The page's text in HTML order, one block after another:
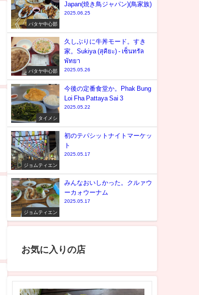
パタヤ中心部
Japan(焼き鳥ジャパン)(鳥家族)
2025.06.25
パタヤ中心部
久しぶりに牛丼モード。すき
家。Sukiya (สุคิยะ) - เซ็นทรัล
พัทยา
2025.05.26
タイメシ
今後の定番食堂か。Phak Bung
Loi Fha Pattaya Sai 3
2025.05.22
ジョムティエン
初のテパシットナイトマーケッ
ト
2025.05.17
ジョムティエン
みんなおいしかった。クルァウ
ーカォウーナム
2025.05.17
お気に入りの店